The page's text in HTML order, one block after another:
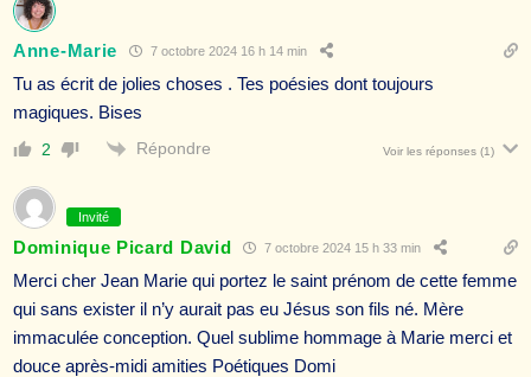
Anne-Marie 7 octobre 2024 16 h 14 min
Tu as écrit de jolies choses . Tes poésies dont toujours
magiques. Bises
2 Répondre Voir les réponses (1)
Invité
Dominique Picard David 7 octobre 2024 15 h 33 min
Merci cher Jean Marie qui portez le saint prénom de cette femme
qui sans exister il n’y aurait pas eu Jésus son fils né. Mère
immaculée conception. Quel sublime hommage à Marie merci et
douce après-midi amities Poétiques Domi